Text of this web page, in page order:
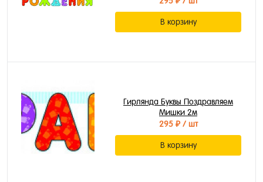
В корзину
Гирлянда Буквы Поздравляем
Мишки 2м
295 ₽/ шт
В корзину